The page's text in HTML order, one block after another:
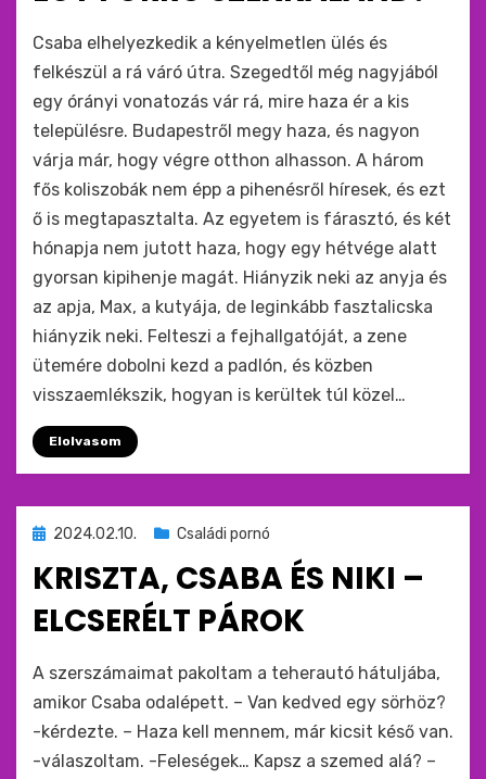
by monkey
Csaba elhelyezkedik a kényelmetlen ülés és
felkészül a rá váró útra. Szegedtől még nagyjából
egy órányi vonatozás vár rá, mire haza ér a kis
településre. Budapestről megy haza, és nagyon
várja már, hogy végre otthon alhasson. A három
fős koliszobák nem épp a pihenésről híresek, és ezt
ő is megtapasztalta. Az egyetem is fárasztó, és két
hónapja nem jutott haza, hogy egy hétvége alatt
gyorsan kipihenje magát. Hiányzik neki az anyja és
az apja, Max, a kutyája, de leginkább fasztalicska
hiányzik neki. Felteszi a fejhallgatóját, a zene
ütemére dobolni kezd a padlón, és közben
visszaemlékszik, hogyan is kerültek túl közel…
Elolvasom
Beküldve
2024.02.10. Családi pornó
KRISZTA, CSABA ÉS NIKI –
ELCSERÉLT PÁROK
monkey
A szerszámaimat pakoltam a teherautó hátuljába,
amikor Csaba odalépett. – Van kedved egy sörhöz?
-kérdezte. – Haza kell mennem, már kicsit késő van.
-válaszoltam. -Feleségek… Kapsz a szemed alá? –